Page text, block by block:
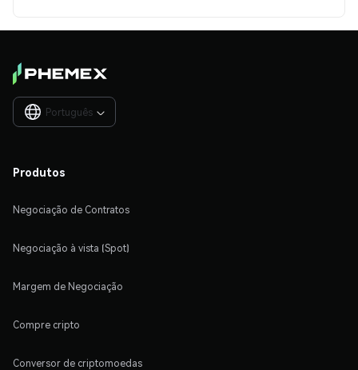
Português 
Produtos
Negociação de Contratos
Negociação à vista (Spot)
Margem de Negociação
Compre cripto
Conversor de criptomoedas